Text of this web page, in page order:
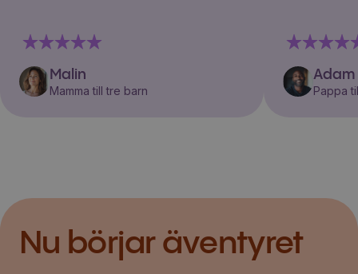
Malin
Mamma till tre barn
Adam
Pappa
Nu börjar äventyret